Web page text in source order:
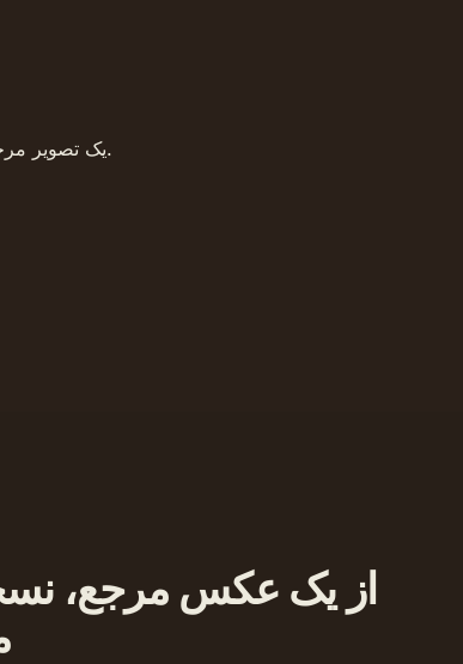
یک تصویر مرجع بارگذاری کنید، یک قالب انتخاب کنید و فوراً سبک را تغییر دهید.
از یک عکس مرجع،